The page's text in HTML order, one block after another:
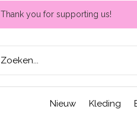
Nieuw Kleding
Thank you for supporting us!